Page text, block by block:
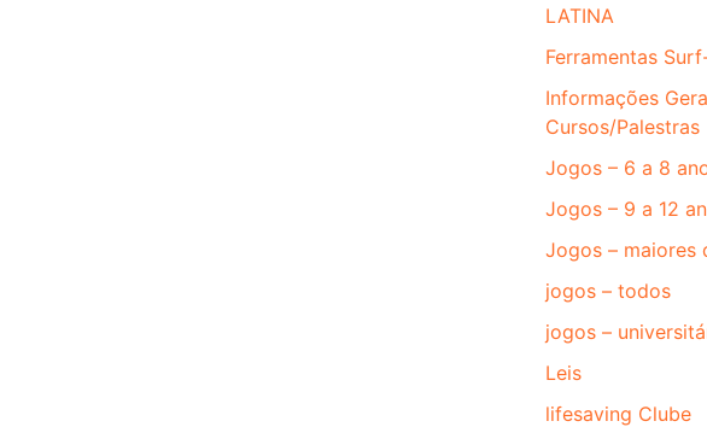
LATINA
Ferramentas
Informações
Cursos/Palestras
Jogos – 6 a 8
Jogos – 9 a 12
Jogos – maiores
jogos – todos
jogos –
Leis
lifesaving Clube